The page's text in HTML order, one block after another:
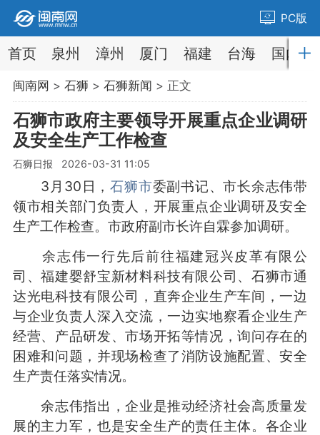
PC版
首页 泉州 漳州 厦门 福建 台海 国内
闽南网 > 石狮 > 石狮新闻 > 正文
石狮市政府主要领导开展重点企业调研
及安全生产工作检查
石狮日报 2026-03-31 11:05
3月30日，石狮市委副书记、市长余志伟带
领市相关部门负责人，开展重点企业调研及安全
生产工作检查。市政府副市长许自霖参加调研。
余志伟一行先后前往福建冠兴皮革有限公
司、福建婴舒宝新材料科技有限公司、石狮市通
达光电科技有限公司，直奔企业生产车间，一边
与企业负责人深入交流，一边实地察看企业生产
经营、产品研发、市场开拓等情况，询问存在的
困难和问题，并现场检查了消防设施配置、安全
生产责任落实情况。
余志伟指出，企业是推动经济社会高质量发
展的主力军，也是安全生产的责任主体。各企业